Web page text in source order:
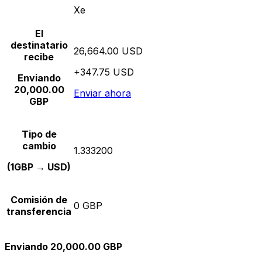
Xe
El
destinatario
recibe
Enviando
20,000.00
GBP
26,664.00 USD
+347.75 USD
Enviar ahora
Tipo de
cambio
(1GBP → USD)
1.333200
Comisión de
transferencia 0 GBP
Enviando 20,000.00 GBP